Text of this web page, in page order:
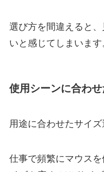
選び方を間違えると
いと感じてしまいます
使用シーンに合わ
用途に合わせたサイズ
仕事で頻繁にマウス